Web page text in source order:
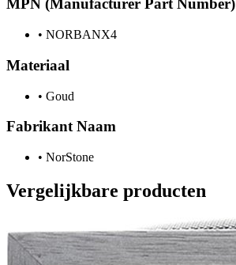
MPN (Manufacturer Part Number)
• NORBANX4
Materiaal
• Goud
Fabrikant Naam
• NorStone
Vergelijkbare producten